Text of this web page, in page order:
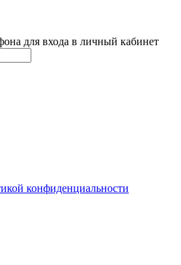
для входа в личный кабинет
конфиденциальности